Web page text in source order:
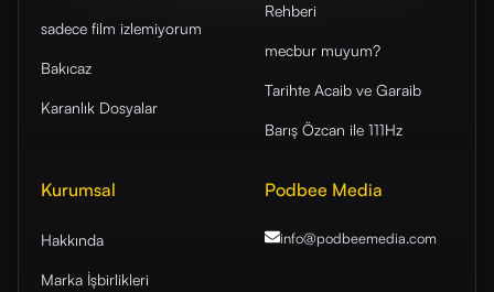
sadece film izlemiyorum
Bakıcaz
Karanlık Dosyalar
Rehberi
mecbur muyum?
Tarihte Acaib ve Garaib
Barış Özcan ile 111Hz
Kurumsal
Hakkında
Marka İşbirlikleri
Podbee Media
info@podbeemedia.com